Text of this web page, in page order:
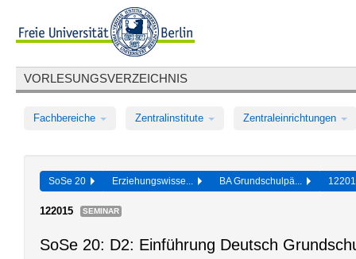
VORLESUNGSVERZEICHNIS
Fachbereiche Zentralinstitute Zentraleinrichtungen
SoSe 20 Erziehungswisse... BA Grundschulpä...
122015 SEMINAR
SoSe 20: D2: Einführung Deutsch